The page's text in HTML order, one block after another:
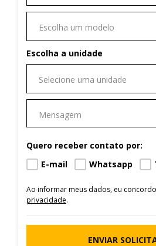
Escolha um modelo
Escolha a unidade
Selecione uma unidade
Quero receber contato por:
E-mail
Whatsapp
Ao informar meus dados, eu
privacidade.
ENVIAR